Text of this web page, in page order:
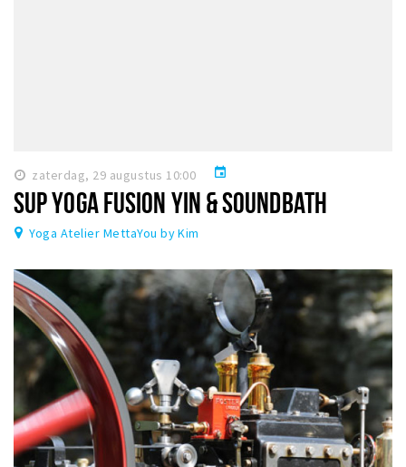
zaterdag, 29 augustus 10:00 event
SUP YOGA FUSION YIN & SOUNDBATH
Yoga Atelier MettaYou by Kim